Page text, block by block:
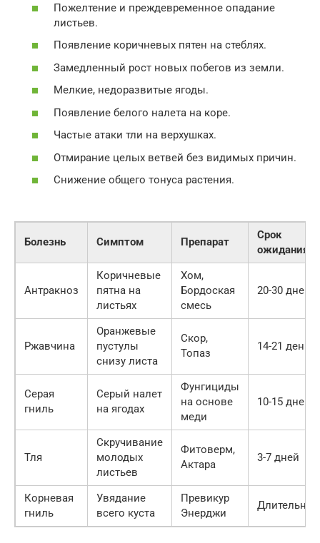
Пожелтение и преждевременное опадание
листьев.
Появление коричневых пятен на стеблях.
Замедленный рост новых побегов из земли.
Мелкие, недоразвитые ягоды.
Появление белого налета на коре.
Частые атаки тли на верхушках.
Отмирание целых ветвей без видимых причин.
Снижение общего тонуса растения.
Болезнь Симптом Препарат
Срок
ожидания
Антракноз
Коричневые
пятна на
листьях
Хом,
Бордоская
смесь
20-30 дней
Ржавчина
Оранжевые
пустулы
снизу листа
Скор,
Топаз
14-21 день
Серая
гниль
Серый налет
на ягодах
Фунгициды
на основе
меди
10-15 дней
Тля
Скручивание
молодых
листьев
Фитоверм,
Актара
3-7 дней
Корневая
гниль
Увядание
всего куста
Превикур
Энерджи